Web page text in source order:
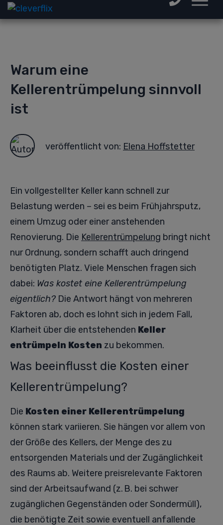
Warum eine
Kellerentrümpelung sinnvoll
ist
veröffentlicht von: Elena Hoffstetter
Ein vollgestellter Keller kann schnell zur
Belastung werden – sei es beim Frühjahrsputz,
einem Umzug oder einer anstehenden
Renovierung. Die Kellerentrümpelung bringt nicht
nur Ordnung, sondern schafft auch dringend
benötigten Platz. Viele Menschen fragen sich
dabei: Was kostet eine Kellerentrümpelung
eigentlich? Die Antwort hängt von mehreren
Faktoren ab, doch es lohnt sich in jedem Fall,
Klarheit über die entstehenden Keller
entrümpeln Kosten zu bekommen.
Was beeinflusst die Kosten einer
Kellerentrümpelung?
Die Kosten einer Kellerentrümpelung
können stark variieren. Sie hängen vor allem von
der Größe des Kellers, der Menge des zu
entsorgenden Materials und der Zugänglichkeit
des Raums ab. Weitere preisrelevante Faktoren
sind der Arbeitsaufwand (z. B. bei schwer
zugänglichen Gegenständen oder Sondermüll),
die benötigte Zeit sowie eventuell anfallende